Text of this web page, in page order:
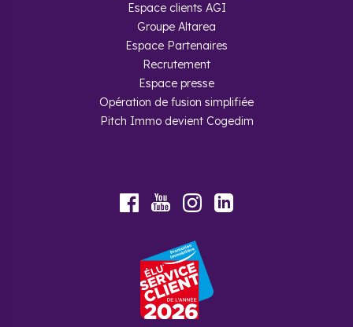
Espace clients AGI
Groupe Altarea
Espace Partenaires
Recrutement
Espace presse
Opération de fusion simplifiée
Pitch Immo devient Cogedim
FacebookYoutubeInstagram